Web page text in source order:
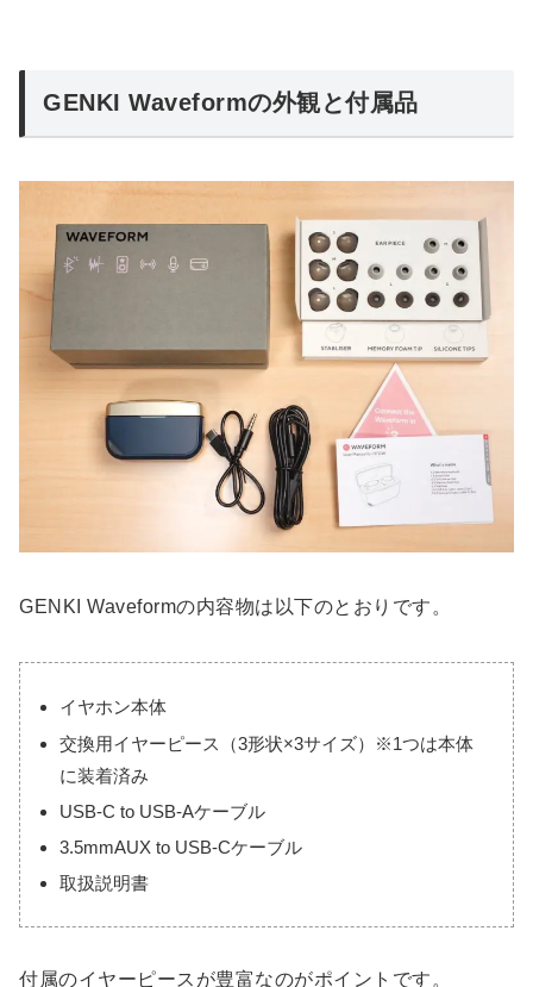
GENKI Waveformの外観と付属品
GENKI Waveformの内容物は以下のとおりです。
イヤホン本体
交換用イヤーピース（3形状×3サイズ）※1つは本体
に装着済み
USB-C to USB-Aケーブル
3.5mmAUX to USB-Cケーブル
取扱説明書
付属のイヤーピースが豊富なのがポイントです。